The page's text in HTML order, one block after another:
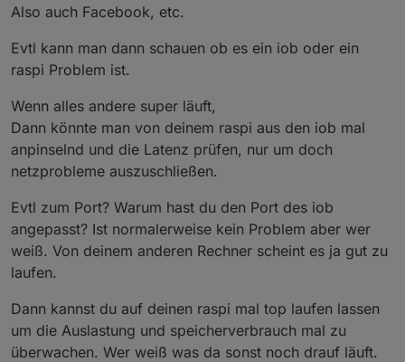
also ich habe dein Befehl mal probiert und es läuft
irgendwie im Gesamten etwas langsamer als zuvor.
Manche Ansichten switchen in paar Sekunden aber
spätestens nach dem 3. Klick lädt es mehrere Minuten
lang. Aber so die Visualisierung ist halt etwas träger.
das gute hierbei.
Also auch Facebook, etc.
Evtl kann man dann schauen ob es ein iob oder ein
raspi Problem ist.
Wenn alles andere super läuft,
Dann könnte man von deinem raspi aus den iob mal
anpinselnd und die Latenz prüfen, nur um doch
netzprobleme auszuschließen.
Evtl zum Port? Warum hast du den Port des iob
angepasst? Ist normalerweise kein Problem aber wer
weiß. Von deinem anderen Rechner scheint es ja gut zu
laufen.
Dann kannst du auf deinen raspi mal top laufen lassen
um die Auslastung und speicherverbrauch mal zu
überwachen. Wer weiß was da sonst noch drauf läuft.